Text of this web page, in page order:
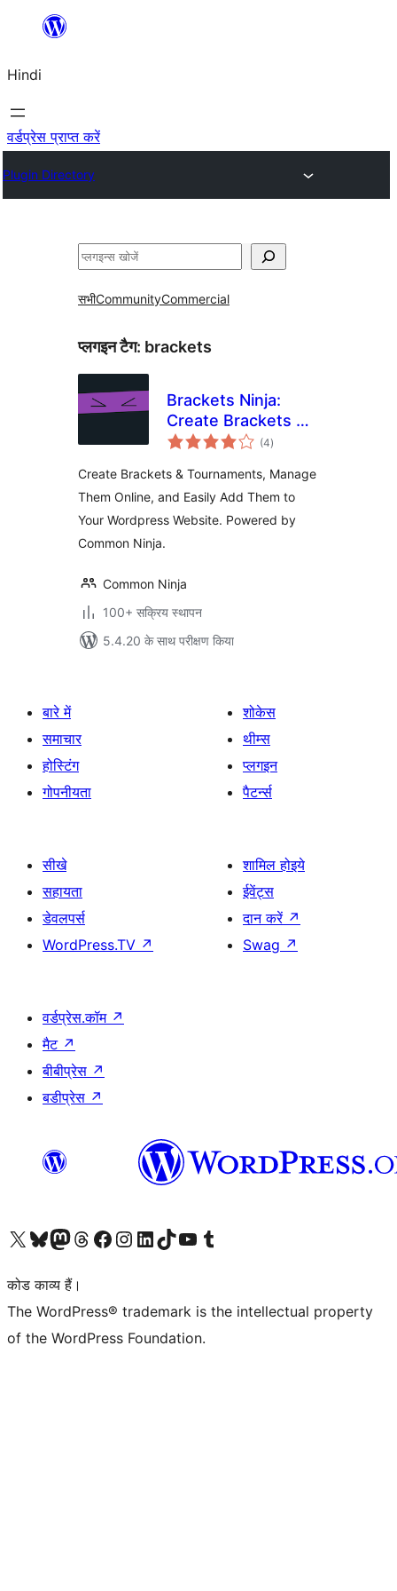
सामग्री
जाएं
Hindi
वर्डप्रेस प्राप्त करें
Plugin Directory
खोजें
सभीCommunityCommercial
प्लगइन टैग: brackets
Brackets Ninja:
Create Brackets &
Tournaments and
Them Online
(4कुल
दर)
Create Brackets & Tournaments, Manage
Them Online, and Easily Add Them to
Your Wordpress Website. Powered by
Common Ninja.
Common Ninja
100+ सक्रिय स्थापन
5.4.20 के साथ परीक्षण किया
बारे में
समाचार
होस्टिंग
गोपनीयता
शोकेस
थीम्स
प्लगइन
पैटर्न्स
सीखे
सहायता
डेवलपर्स
WordPress.TV ↗
शामिल होइये
ईवेंट्स
दान करें ↗
Swag ↗
वर्डप्रेस.कॉम ↗
मैट ↗
बीबीप्रेस ↗
बडीप्रेस ↗
Visit our X (formerly Twitter) account
हमारे बलुस्की खाते पर जाएँVisit our Mastodon account
हमारे थ्रेड्स अकाउंट पर जाएंहमारे फेसबुक पेज पर जाएँहमारे इंस्टाग्राम अकाउंट पर जाएंहमारे लिंक्डइन खाते पर जाएँहमारे टिकटॉक खाते पर जाएँहमारे यूट्यूब चैनल पर जाएंहमारे Tumblr खाते पर जाएँ
कोड काव्य हैं।
The WordPress® trademark is the intellectual property
of the WordPress Foundation.